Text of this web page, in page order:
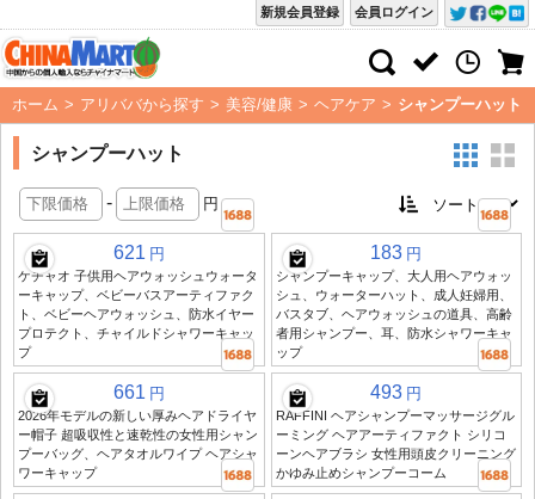
会員ログイン
新規会員登録
ホーム > アリババから探す > 美容/健康 > ヘアケア > シャンプーハット
シャンプーハット
- 円
621 円
ケチャオ 子供用ヘアウォッシュウォータ
ーキャップ、ベビーバスアーティファク
ト、ベビーヘアウォッシュ、防水イヤー
プロテクト、チャイルドシャワーキャッ
プ
183 円
シャンプーキャップ、大人用ヘアウォッ
シュ、ウォーターハット、成人妊婦用、
バスタブ、ヘアウォッシュの道具、高齢
者用シャンプー、耳、防水シャワーキャ
ップ
661 円
2026年モデルの新しい厚みヘアドライヤ
ー帽子 超吸収性と速乾性の女性用シャン
プーバッグ、ヘアタオルワイプ ヘアシャ
ワーキャップ
493 円
RAFFINI ヘアシャンプーマッサージグル
ーミング ヘアアーティファクト シリコ
ーンヘアブラシ 女性用頭皮クリーニング
かゆみ止めシャンプーコーム